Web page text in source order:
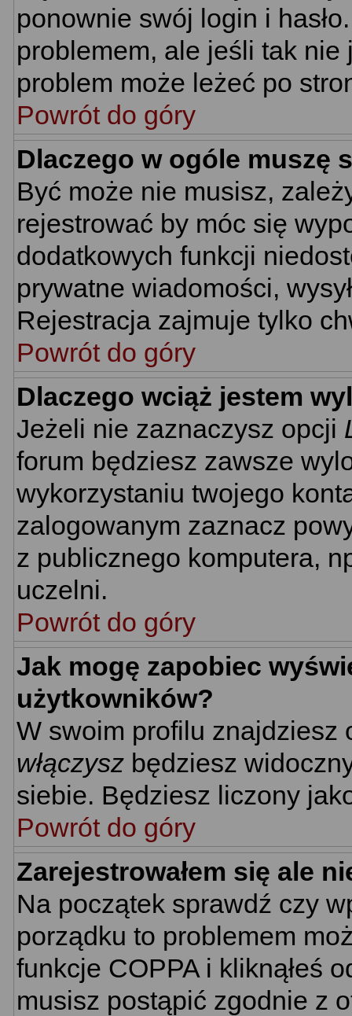
ponownie swój login i
problemem, ale jeśli tak
problem może leżeć po
Powrót do góry
Dlaczego w ogóle muszę
Być może nie musisz,
rejestrować by móc się
dodatkowych funkcji
prywatne wiadomości,
Rejestracja zajmuje tylko
Powrót do góry
Dlaczego wciąż jestem
Jeżeli nie zaznaczysz opcji
forum będziesz zawsze
wykorzystaniu twojego
zalogowanym zaznacz
z publicznego komputera,
uczelni.
Powrót do góry
Jak mogę zapobiec
użytkowników?
W swoim profilu znajdziesz
włączysz będziesz
siebie. Będziesz liczony
Powrót do góry
Zarejestrowałem się ale
Na początek sprawdź czy
porządku to problemem
funkcje COPPA i kliknąłeś
musisz postąpić zgodnie z